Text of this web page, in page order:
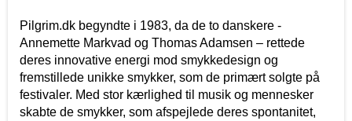
Pilgrim.dk begyndte i 1983, da de to danskere -
Annemette Markvad og Thomas Adamsen – rettede
deres innovative energi mod smykkedesign og
fremstillede unikke smykker, som de primært solgte på
festivaler. Med stor kærlighed til musik og mennesker
skabte de smykker, som afspejlede deres spontanitet,